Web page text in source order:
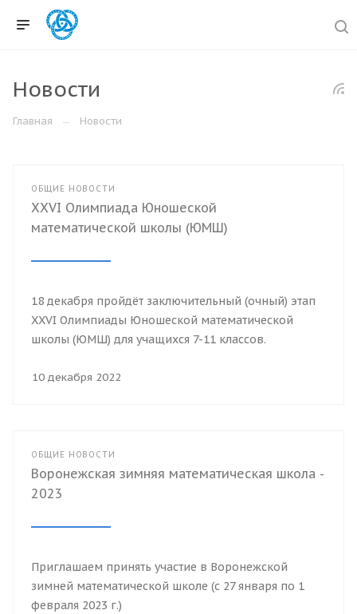
Новости
Главная Новости
ОБЩИЕ НОВОСТИ
XXVI Олимпиада Юношеской
математической школы (ЮМШ)
18 декабря пройдёт заключительный (очный) этап
XXVI Олимпиады Юношеской математической
школы (ЮМШ) для учащихся 7-11 классов.
10 декабря 2022
ОБЩИЕ НОВОСТИ
Воронежская зимняя математическая школа -
2023
Приглашаем принять участие в Воронежской
зимней математической школе (с 27 января по 1
февраля 2023 г.)